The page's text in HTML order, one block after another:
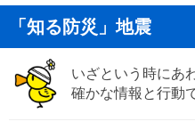
「知る防災」地震
いざという時にあ
確かな情報と行動